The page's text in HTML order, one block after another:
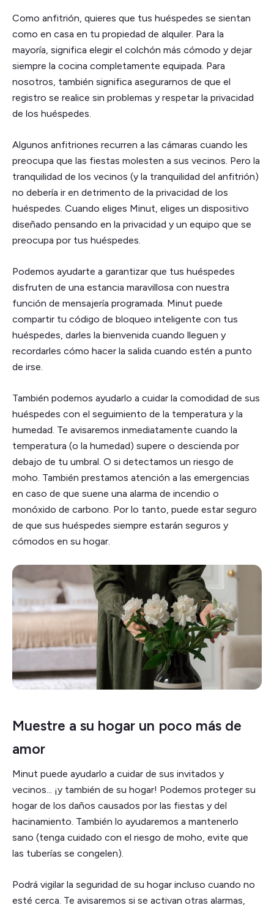
Como anfitrión, quieres que tus huéspedes se sientan
como en casa en tu propiedad de alquiler. Para la
mayoría, significa elegir el colchón más cómodo y dejar
siempre la cocina completamente equipada. Para
nosotros, también significa asegurarnos de que el
registro se realice sin problemas y respetar la privacidad
de los huéspedes.
Algunos anfitriones recurren a las cámaras cuando les
preocupa que las fiestas molesten a sus vecinos. Pero la
tranquilidad de los vecinos (y la tranquilidad del anfitrión)
no debería ir en detrimento de la privacidad de los
huéspedes. Cuando eliges Minut, eliges un dispositivo
diseñado pensando en la privacidad y un equipo que se
preocupa por tus huéspedes.
Podemos ayudarte a garantizar que tus huéspedes
disfruten de una estancia maravillosa con nuestra
función de mensajería programada. Minut puede
compartir tu código de bloqueo inteligente con tus
huéspedes, darles la bienvenida cuando lleguen y
recordarles cómo hacer la salida cuando estén a punto
de irse.
También podemos ayudarlo a cuidar la comodidad de sus
huéspedes con el seguimiento de la temperatura y la
humedad. Te avisaremos inmediatamente cuando la
temperatura (o la humedad) supere o descienda por
debajo de tu umbral. O si detectamos un riesgo de
moho. También prestamos atención a las emergencias
en caso de que suene una alarma de incendio o
monóxido de carbono. Por lo tanto, puede estar seguro
de que sus huéspedes siempre estarán seguros y
cómodos en su hogar.
Muestre a su hogar un poco más de
amor
Minut puede ayudarlo a cuidar de sus invitados y
vecinos... ¡y también de su hogar! Podemos proteger su
hogar de los daños causados por las fiestas y del
hacinamiento. También lo ayudaremos a mantenerlo
sano (tenga cuidado con el riesgo de moho, evite que
las tuberías se congelen).
Podrá vigilar la seguridad de su hogar incluso cuando no
esté cerca. Te avisaremos si se activan otras alarmas,